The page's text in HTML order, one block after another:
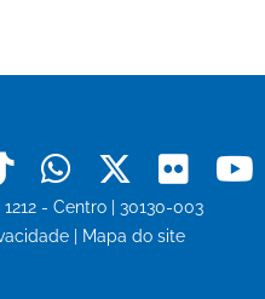
TiktokWhatsapp
X Flickr
- Centro | 30130-003
Mapa do site